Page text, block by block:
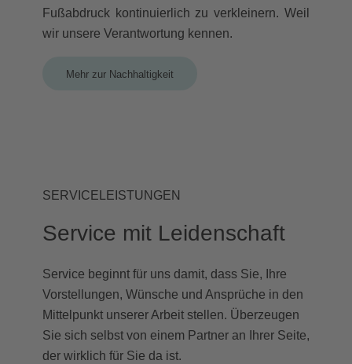
Fußabdruck kontinuierlich zu verkleinern. Weil
wir unsere Verantwortung kennen.
Mehr zur Nachhaltigkeit
Service mit Leidenschaft
Service beginnt für uns damit, dass Sie, Ihre
Vorstellungen, Wünsche und Ansprüche in den
Mittelpunkt unserer Arbeit stellen. Überzeugen
Sie sich selbst von einem Partner an Ihrer Seite,
der wirklich für Sie da ist.
SERVICELEISTUNGEN